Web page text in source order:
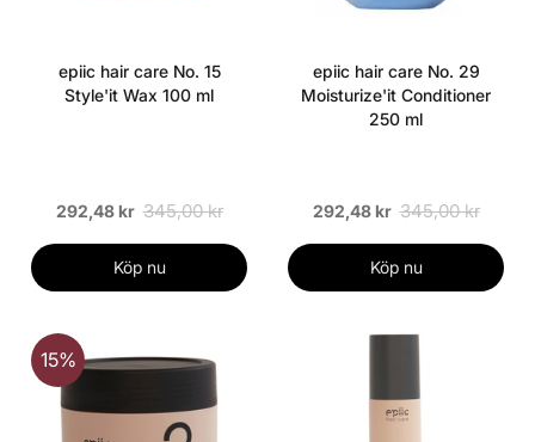
epiic hair care No. 15
Style'it Wax 100 ml
292,48 kr 345,00 kr
Köp nu
epiic hair care No. 29
Moisturize'it Conditioner
250 ml
292,48 kr 345,00 kr
Köp nu
15%